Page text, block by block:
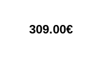
309.00